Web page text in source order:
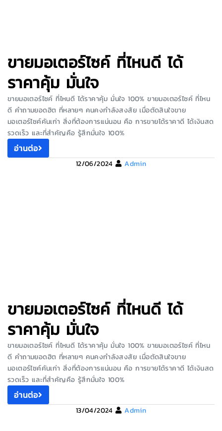
ขายมอเตอร์ไซค์ ที่ไหนดี ได้
ราคาคุ้ม มั่นใจ
ขายมอเตอร์ไซค์ ที่ไหนดี ได้ราคาคุ้ม มั่นใจ 100% ขายมอเตอร์ไซค์ ที่ไหน
ดี คำถามยอดฮิต ที่หลายๆ คนคงกำลังสงสัย เมื่อตัดสินใจขาย
มอเตอร์ไซค์คันเก่า สิ่งที่ต้องการแน่นอน คือ การขายได้ราคาดี ได้เงินสด
รวดเร็ว และที่สำคัญคือ รู้สึกมั่นใจ 100%
อ่านต่อ
12/06/2024 Admin
ขายมอเตอร์ไซค์ ที่ไหนดี ได้
ราคาคุ้ม มั่นใจ
ขายมอเตอร์ไซค์ ที่ไหนดี ได้ราคาคุ้ม มั่นใจ 100% ขายมอเตอร์ไซค์ ที่ไหน
ดี คำถามยอดฮิต ที่หลายๆ คนคงกำลังสงสัย เมื่อตัดสินใจขาย
มอเตอร์ไซค์คันเก่า สิ่งที่ต้องการแน่นอน คือ การขายได้ราคาดี ได้เงินสด
รวดเร็ว และที่สำคัญคือ รู้สึกมั่นใจ 100%
อ่านต่อ
13/04/2024 Admin